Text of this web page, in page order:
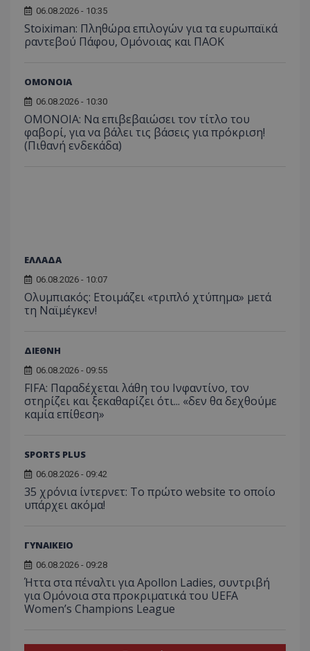
06.08.2026 - 10:35
Stoiximan: Πληθώρα επιλογών για τα ευρωπαϊκά
ραντεβού Πάφου, Ομόνοιας και ΠΑΟΚ
ΟΜΟΝΟΙΑ
06.08.2026 - 10:30
ΟΜΟΝΟΙΑ: Να επιβεβαιώσει τον τίτλο του
φαβορί, για να βάλει τις βάσεις για πρόκριση!
(Πιθανή ενδεκάδα)
ΕΛΛΑΔΑ
06.08.2026 - 10:07
Ολυμπιακός: Ετοιμάζει «τριπλό χτύπημα» μετά
τη Ναϊμέγκεν!
ΔΙΕΘΝΗ
06.08.2026 - 09:55
FIFA: Παραδέχεται λάθη του Ινφαντίνο, τον
στηρίζει και ξεκαθαρίζει ότι... «δεν θα δεχθούμε
καμία επίθεση»
SPORTS PLUS
06.08.2026 - 09:42
35 χρόνια ίντερνετ: Το πρώτο website το οποίο
υπάρχει ακόμα!
ΓΥΝΑΙΚΕΙΟ
06.08.2026 - 09:28
Ήττα στα πέναλτι για Apollon Ladies, συντριβή
για Ομόνοια στα προκριματικά του UEFA
Women’s Champions League